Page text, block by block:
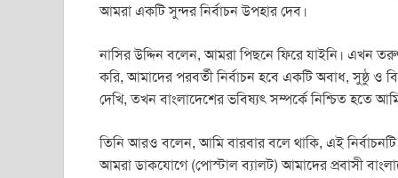
আমরা একটি সুন্দর নির্বাচন উপহার দেব।
নাসির উদ্দিন বলেন, আমরা পিছনে ফিরে যাইনি। এখন
করি, আমাদের পরবর্তী নির্বাচন হবে একটি অবাধ, সুষ্ঠু ও
দেখি, তখন বাংলাদেশের ভবিষ্যৎ সম্পর্কে নিশ্চিত হতে
তিনি আরও বলেন, আমি বারবার বলে থাকি, এই
আমরা ডাকযোগে (পোস্টাল ব্যালট) আমাদের প্রবাসী